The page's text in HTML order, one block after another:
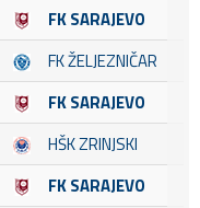
FK SARAJEVO
FK ŽELJEZNIČAR
FK SARAJEVO
HŠK ZRINJSKI
FK SARAJEVO